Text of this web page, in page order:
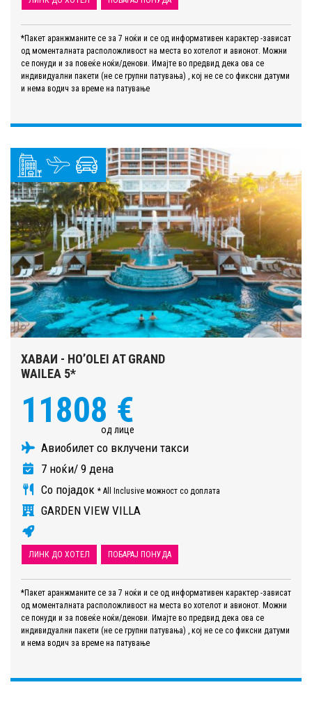
*Пакет аранжманите се за 7 ноќи и се од информативен карактер -зависат
од моменталната расположливост на места во хотелот и авионот. Можни
се понуди и за повеќе ноќи/денови. Имајте во предвид дека ова се
индивидуални пакети (не се групни патувања) , кој не се со фиксни датуми
и нема водич за време на патување
ХАВАИ - HO’OLEI AT GRAND
WAILEA 5*
11808 €
од лице
Авиобилет со вклучени такси
7 ноќи/ 9 дена
Со појадок * All Inclusive можност со доплата
GARDEN VIEW VILLA
ЛИНК ДО ХОТЕЛ ПОБАРАЈ ПОНУДА
*Пакет аранжманите се за 7 ноќи и се од информативен карактер -зависат
од моменталната расположливост на места во хотелот и авионот. Можни
се понуди и за повеќе ноќи/денови. Имајте во предвид дека ова се
индивидуални пакети (не се групни патувања) , кој не се со фиксни датуми
и нема водич за време на патување